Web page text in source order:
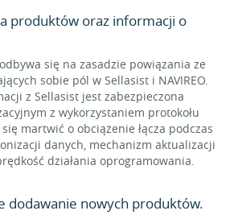
produktów oraz informacji o
się na zasadzie powiązania ze
sobie pól w Sellasist i NAVIREO.
z Sellasist jest zabezpieczona
z wykorzystaniem protokołu
martwić o obciążenie łącza podczas
danych, mechanizm aktualizacji
działania oprogramowania.
dodawanie nowych produktów.